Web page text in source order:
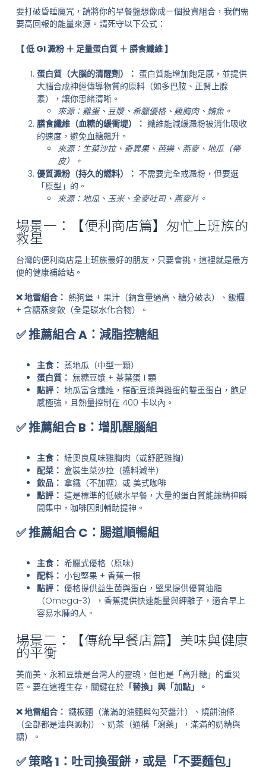
要打破昏睡魔咒，請將你的早餐盤想像成一個投資組合，我們需
要高回報的能量來源。請死守以下公式：
【 低 GI 澱粉 ＋ 足量蛋白質 ＋ 膳食纖維 】
蛋白質（大腦的清醒劑）： 蛋白質能增加飽足感，並提供
大腦合成神經傳導物質的原料（如多巴胺、正腎上腺
素），讓你思緒清晰。
來源：雞蛋、豆漿、希臘優格、雞胸肉、鮪魚。
膳食纖維（血糖的緩衝堤）： 纖維能減緩澱粉被消化吸收
的速度，避免血糖飆升。
來源：生菜沙拉、奇異果、芭樂、燕麥、地瓜（帶
皮）。
優質澱粉（持久的燃料）： 不需要完全戒澱粉，但要選
「原型」的。
來源：地瓜、玉米、全麥吐司、燕麥片。
場景一：【便利商店篇】匆忙上班族的
救星
台灣的便利商店是上班族最好的朋友，只要會挑，這裡就是最方
便的健康補給站。
❌ 地雷組合： 熱狗堡 + 果汁（鈉含量過高、糖分破表）、飯糰
+ 含糖燕麥飲（全是碳水化合物）。
✅ 推薦組合 A：減脂控糖組
主食： 蒸地瓜（中型一顆）
蛋白質： 無糖豆漿 + 茶葉蛋 1 顆
點評： 地瓜富含纖維，搭配豆漿與雞蛋的雙重蛋白，飽足
感極強，且熱量控制在 400 卡以內。
✅ 推薦組合 B：增肌醒腦組
主食： 紐奧良風味雞胸肉（或舒肥雞胸）
配菜： 盒裝生菜沙拉（醬料減半）
飲品： 拿鐵（不加糖）或 美式咖啡
點評： 這是標準的低碳水早餐，大量的蛋白質能讓精神瞬
間集中，咖啡因則輔助提神。
✅ 推薦組合 C：腸道順暢組
主食： 希臘式優格（原味）
配料： 小包堅果 + 香蕉一根
點評： 優格提供益生菌與蛋白，堅果提供優質油脂
（Omega-3），香蕉提供快速能量與鉀離子，適合早上
容易水腫的人。
場景二：【傳統早餐店篇】美味與健康
的平衡
美而美、永和豆漿是台灣人的靈魂，但也是「高升糖」的重災
區。要在這裡生存，關鍵在於「替換」與「加點」。
❌ 地雷組合： 鐵板麵（滿滿的油麵與勾芡醬汁）、燒餅油條
（全部都是油與澱粉）、奶茶（通稱「瀉藥」，滿滿的奶精與
糖）。
✅ 策略 1：吐司換蛋餅，或是「不要麵包」